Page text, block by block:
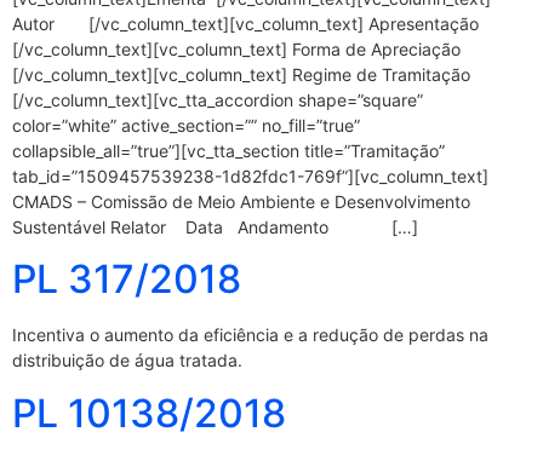
Autor [/vc_column_text][vc_column_text] Apresentação
[/vc_column_text][vc_column_text] Forma de Apreciação
[/vc_column_text][vc_column_text] Regime de Tramitação
[/vc_column_text][vc_tta_accordion shape=”square”
color=”white” active_section=”” no_fill=”true”
collapsible_all=”true”][vc_tta_section title=”Tramitação”
tab_id=”1509457539238-1d82fdc1-769f”][vc_column_text]
CMADS – Comissão de Meio Ambiente e Desenvolvimento
Sustentável Relator Data Andamento […]
PL 317/2018
Incentiva o aumento da eficiência e a redução de perdas na
distribuição de água tratada.
PL 10138/2018